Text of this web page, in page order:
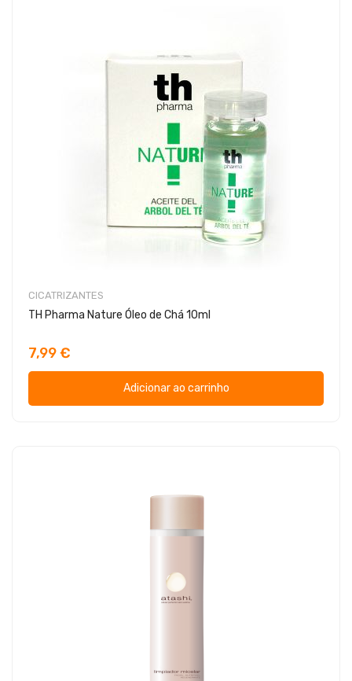
CICATRIZANTES
TH Pharma Nature Óleo de Chá 10ml
7,99 €
Adicionar ao carrinho